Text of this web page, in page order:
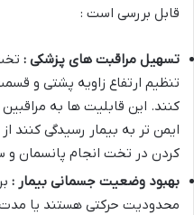
قابل بررسی است :
تسهیل مراقبت های پزشکی :
تنظیم ارتفاع زاویه پشتی و
کنند. این قابلیت ها به
ایمن تر به بیمار رسیدگی
کردن در تخت انجام پانسمان و
بهبود وضعیت جسمانی بیمار :
محدودیت حرکتی هستند یا مدت